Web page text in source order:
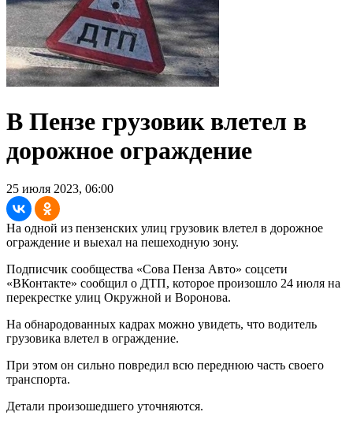
В Пензе грузовик влетел в
дорожное ограждение
25 июля 2023, 06:00
На одной из пензенских улиц грузовик влетел в дорожное
ограждение и выехал на пешеходную зону.
Подписчик сообщества «Сова Пенза Авто» соцсети
«ВКонтакте» сообщил о ДТП, которое произошло 24 июля на
перекрестке улиц Окружной и Воронова.
На обнародованных кадрах можно увидеть, что водитель
грузовика влетел в ограждение.
При этом он сильно повредил всю переднюю часть своего
транспорта.
Детали произошедшего уточняются.